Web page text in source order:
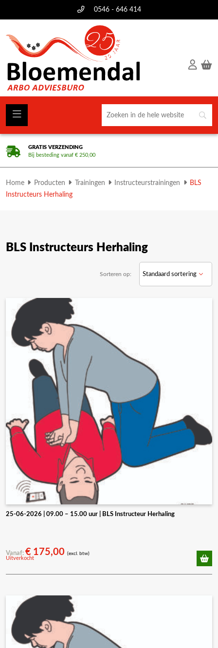
0546 - 646 414
GRATIS VERZENDING
Bij besteding vanaf € 250,00
Home Producten Trainingen Instructeurstrainingen
BLS
Instructeurs Herhaling
BLS Instructeurs Herhaling
Sorteren op:
25-06-2026 | 09.00 – 15.00 uur | BLS Instructeur Herhaling
Vanaf: € 175,00 (excl. btw)
Uitverkocht